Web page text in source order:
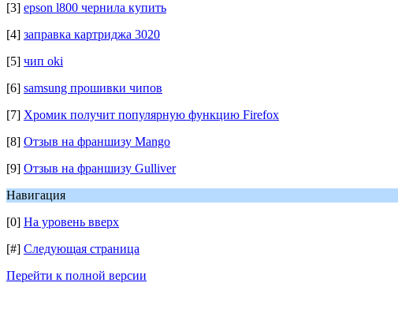
[3] epson l800 чернила купить
[4] заправка картриджа 3020
[5] чип oki
[6] samsung прошивки чипов
[7] Хромик получит популярную функцию Firefox
[8] Отзыв на франшизу Mango
[9] Отзыв на франшизу Gulliver
Навигация
[0] На уровень вверх
[#] Следующая страница
Перейти к полной версии